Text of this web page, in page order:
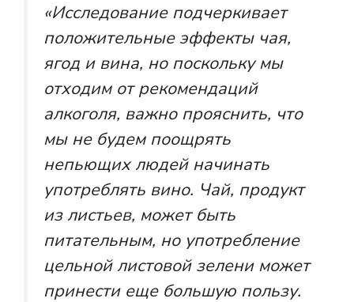
«Исследование подчеркивает
положительные эффекты чая,
ягод и вина, но поскольку мы
отходим от рекомендаций
алкоголя, важно прояснить, что
мы не будем поощрять
непьющих людей начинать
употреблять вино. Чай, продукт
из листьев, может быть
питательным, но употребление
цельной листовой зелени может
принести еще большую пользу.